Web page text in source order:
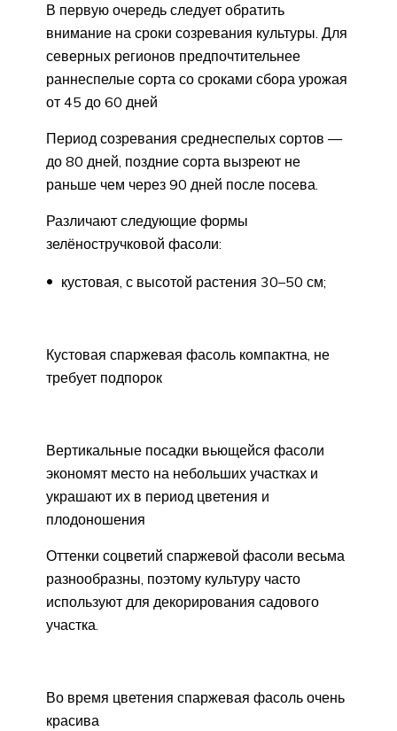
В первую очередь следует обратить
внимание на сроки созревания культуры. Для
северных регионов предпочтительнее
раннеспелые сорта со сроками сбора урожая
от 45 до 60 дней
Период созревания среднеспелых сортов —
до 80 дней, поздние сорта вызреют не
раньше чем через 90 дней после посева.
Различают следующие формы
зелёностручковой фасоли:
кустовая, с высотой растения 30–50 см;
Кустовая спаржевая фасоль компактна, не
требует подпорок
Вертикальные посадки вьющейся фасоли
экономят место на небольших участках и
украшают их в период цветения и
плодоношения
Оттенки соцветий спаржевой фасоли весьма
разнообразны, поэтому культуру часто
используют для декорирования садового
участка.
Во время цветения спаржевая фасоль очень
красива